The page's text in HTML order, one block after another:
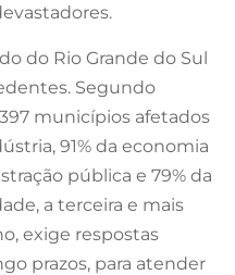
do Rio Grande do Sul
Segundo
municípios afetados
91% da economia
pública e 79% da
a terceira e mais
exige respostas
prazos, para atender